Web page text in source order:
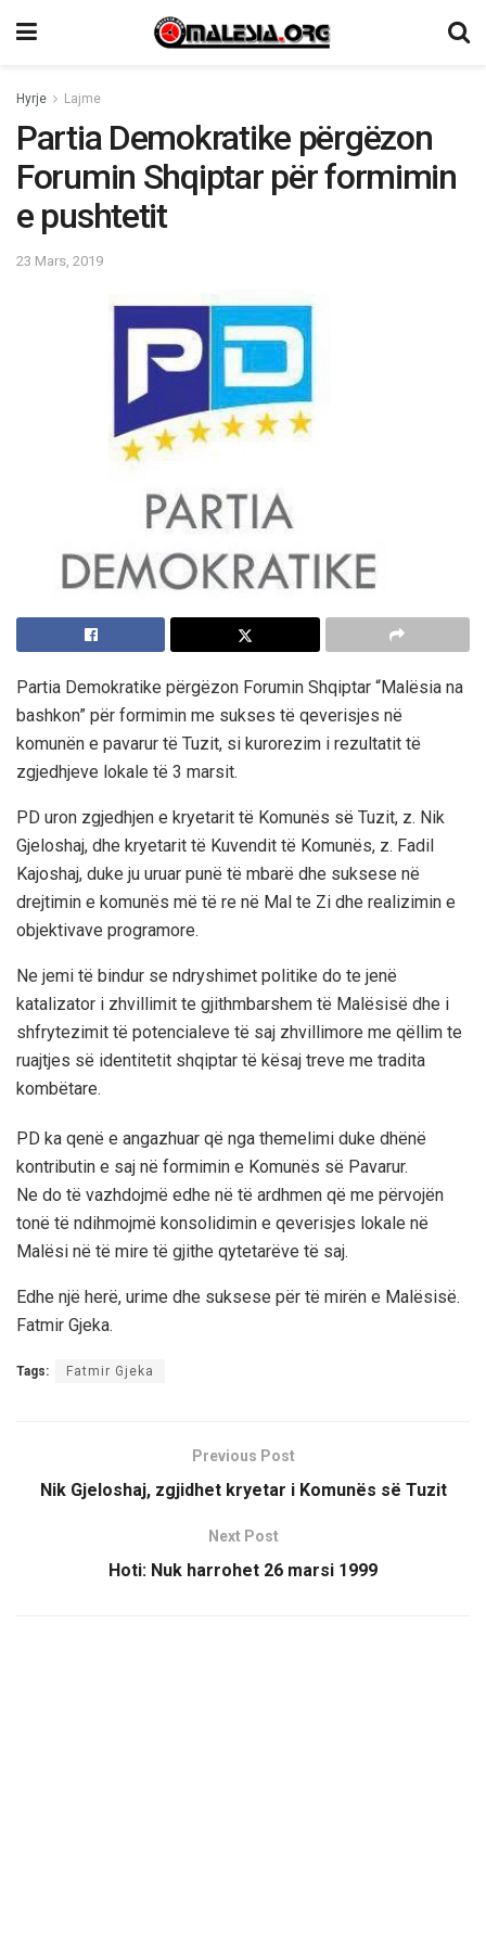
Hyrje Lajme
Partia Demokratike përgëzon
Forumin Shqiptar për formimin
e pushtetit
23 Mars, 2019
Partia Demokratike përgëzon Forumin Shqiptar “Malësia na
bashkon” për formimin me sukses të qeverisjes në
komunën e pavarur të Tuzit, si kurorezim i rezultatit të
zgjedhjeve lokale të 3 marsit.
PD uron zgjedhjen e kryetarit të Komunës së Tuzit, z. Nik
Gjeloshaj, dhe kryetarit të Kuvendit të Komunës, z. Fadil
Kajoshaj, duke ju uruar punë të mbarë dhe suksese në
drejtimin e komunës më të re në Mal te Zi dhe realizimin e
objektivave programore.
Ne jemi të bindur se ndryshimet politike do te jenë
katalizator i zhvillimit te gjithmbarshem të Malësisë dhe i
shfrytezimit të potencialeve të saj zhvillimore me qëllim te
ruajtjes së identitetit shqiptar të kësaj treve me tradita
kombëtare.
PD ka qenë e angazhuar që nga themelimi duke dhënë
kontributin e saj në formimin e Komunës së Pavarur.
Ne do të vazhdojmë edhe në të ardhmen që me përvojën
tonë të ndihmojmë konsolidimin e qeverisjes lokale në
Malësi në të mire të gjithe qytetarëve të saj.
Edhe një herë, urime dhe suksese për të mirën e Malësisë.
Fatmir Gjeka.
Tags: Fatmir Gjeka
Previous Post
Nik Gjeloshaj, zgjidhet kryetar i Komunës së Tuzit
Next Post
Hoti: Nuk harrohet 26 marsi 1999